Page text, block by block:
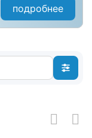
подробнее